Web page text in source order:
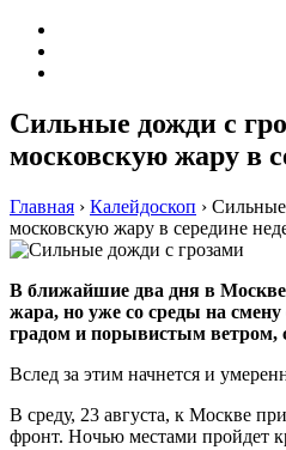
Сильные дожди с
московскую жару в
Главная › Калейдоскоп › Сильные
московскую жару в середине
В ближайшие два дня в Москве
жара, но уже со среды на
градом и порывистым ветром,
Вслед за этим начнется и
В среду, 23 августа, к Москве
фронт. Ночью местами пройдет